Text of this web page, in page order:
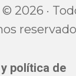
2026 ·
política de